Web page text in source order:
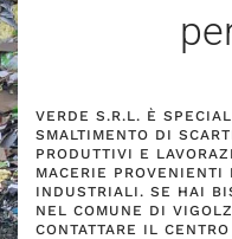
VERDE S.R.L. È
SMALTIMENTO DI
PRODUTTIVI E
MACERIE
INDUSTRIALI. SE HAI
NEL COMUNE DI
CONTATTARE IL